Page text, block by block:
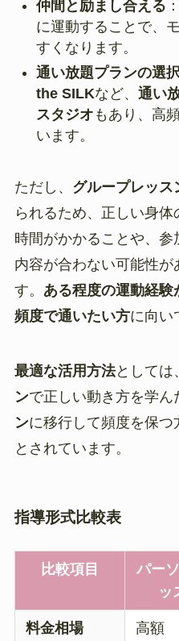
仲間と励まし合える
に運動することで、
すくなります。
通い放題プランの選
the SILKなど、 通い
スタジオ もあり、高
います。
ただし、 グループレッス
られるため、正しい身
時間がかかることや、
内容が合わない可能性
す。 ある程度の運動経
頻度で通いたい方に向い
最適な活用方法としては
ンで正しい動き方を学ん
ンに移行して頻度を保つ
とされています。
指導形式比較表
比較項目
パー
ッ
料金相場 高額